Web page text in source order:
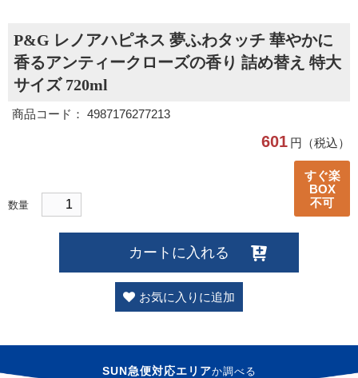
P&G レノアハピネス 夢ふわタッチ 華やかに
香るアンティークローズの香り 詰め替え 特大
サイズ 720ml
商品コード： 4987176277213
601 円（税込）
数量
すぐ楽
BOX
不可
カートに入れる
お気に入りに追加
SUN急便対応エリアか調べる